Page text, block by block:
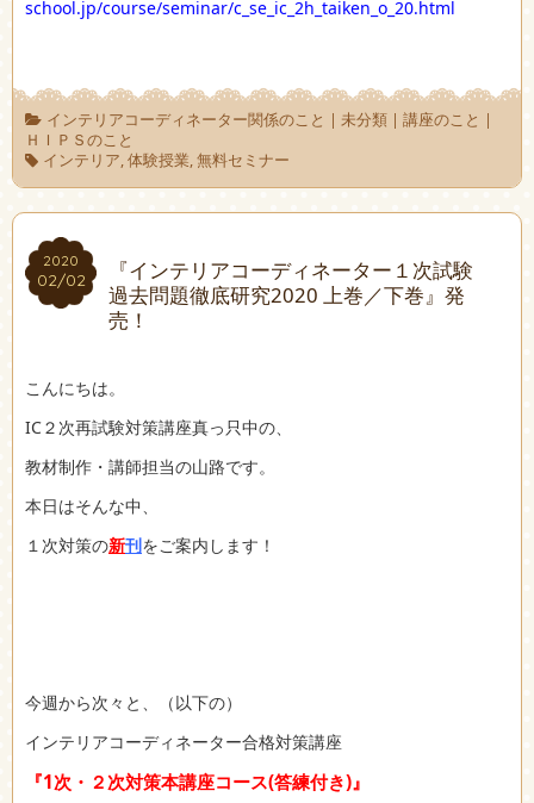
school.jp/course/seminar/c_se_ic_2h_taiken_o_20.html
インテリアコーディネーター関係のこと | 未分類| 講座のこと |
ＨＩＰＳのこと
インテリア,体験授業,無料セミナー
2020
02/02
2020
02/02
『インテリアコーディネーター１次試験
過去問題徹底研究2020 上巻／下巻』発
売！
こんにちは。
IC２次再試験対策講座真っ只中の、
教材制作・講師担当の山路です。
本日はそんな中、
１次対策の新刊をご案内します！
今週から次々と、（以下の）
インテリアコーディネーター合格対策講座
『1次・２次対策本講座コース(答練付き)』